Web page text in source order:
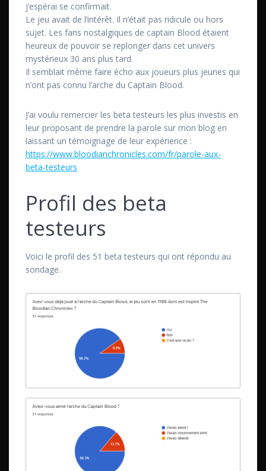
j’espérai se confirmait.
Le jeu avait de l’intérêt. Il n’était pas ridicule ou hors
sujet. Les fans nostalgiques de captain Blood étaient
heureux de pouvoir se replonger dans cet univers
mystérieux 30 ans plus tard.
Il semblait même faire écho aux joueurs plus jeunes qui
n’ont pas connu l’arche du Captain Blood.
J’ai voulu remercier les beta testeurs les plus investis en
leur proposant de prendre la parole sur mon blog en
laissant un témoignage de leur expérience :
https://www.bloodianchronicles.com/fr/parole-aux-
beta-testeurs
Profil des beta
testeurs
Voici le profil des 51 beta testeurs qui ont répondu au
sondage.